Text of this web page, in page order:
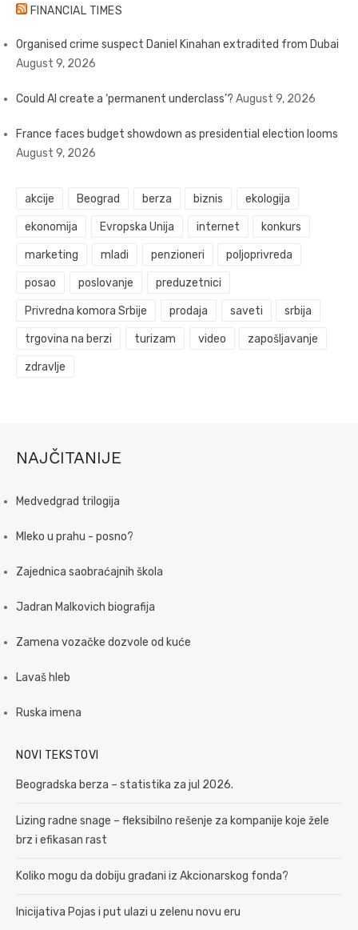
FINANCIAL TIMES
Organised crime suspect Daniel Kinahan extradited from Dubai
August 9, 2026
Could AI create a ‘permanent underclass’? August 9, 2026
France faces budget showdown as presidential election looms
August 9, 2026
akcije Beograd berza biznis ekologija
ekonomija Evropska Unija internet konkurs
marketing mladi penzioneri poljoprivreda
posao poslovanje preduzetnici
Privredna komora Srbije prodaja saveti srbija
trgovina na berzi turizam video zapošljavanje
zdravlje
NAJČITANIJE
Medvedgrad trilogija
Mleko u prahu - posno?
Zajednica saobraćajnih škola
Jadran Malkovich biografija
Zamena vozačke dozvole od kuće
Lavaš hleb
Ruska imena
NOVI TEKSTOVI
Beogradska berza – statistika za jul 2026.
Lizing radne snage – fleksibilno rešenje za kompanije koje žele
brz i efikasan rast
Koliko mogu da dobiju građani iz Akcionarskog fonda?
Inicijativa Pojas i put ulazi u zelenu novu eru